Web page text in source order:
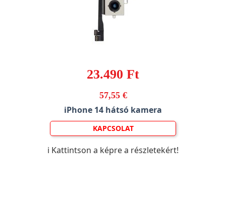
23.490 Ft
57,55 €
iPhone 14 hátsó kamera
KAPCSOLAT
ℹ️ Kattintson a képre a részletekért!